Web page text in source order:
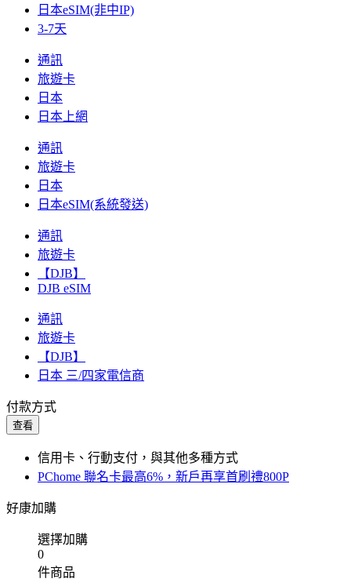
日本eSIM(非中IP)
3-7天
通訊
旅遊卡
日本
日本上網
通訊
旅遊卡
日本
日本eSIM(系統發送)
通訊
旅遊卡
【DJB】
DJB eSIM
通訊
旅遊卡
【DJB】
日本 三/四家電信商
付款方式
查看
信用卡、行動支付，與其他多種方式
PChome 聯名卡最高6%，新戶再享首刷禮800P
好康加購
選擇加購
0
件商品